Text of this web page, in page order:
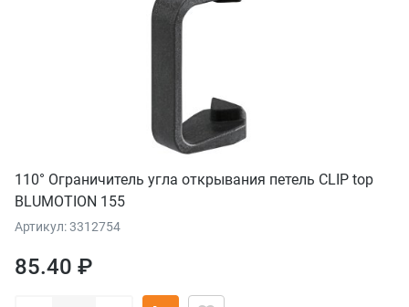
110° Ограничитель угла открывания петель CLIP top
BLUMOTION 155
Артикул: 3312754
85.40 ₽